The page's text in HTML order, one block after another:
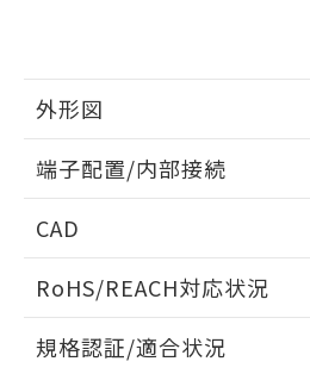
外形図
外形図
端子配置/内部接続
端子配置/内部接続
CAD
ドすることができます。
RoHS/REACH対応状況
規格認証/適合状況
※本証明書は発行日時点で
るもので、過去に遡って非
ものではありません。
また、RoHS指令のフタル
物質の対応では、対応完了
既に当社にて対応品への
していることから、特段の
す。